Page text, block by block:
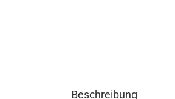
Beschreibung